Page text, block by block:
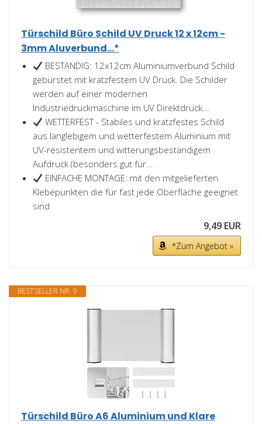
Türschild Büro Schild UV Druck 12 x 12cm -
3mm Aluverbund...*
BESTÄNDIG: 12x12cm Aluminiumverbund Schild
gebürstet mit kratzfestem UV Druck. Die Schilder
werden auf einer modernen
Industriedruckmaschine im UV Direktdruck...
WETTERFEST - Stabiles und kratzfestes Schild
aus langlebigem und wetterfestem Aluminium mit
UV-resistentem und witterungsbeständigem
Aufdruck (besonders gut für...
EINFACHE MONTAGE: mit den mitgelieferten
Klebepunkten die für fast jede Oberfläche geeignet
sind
9,49 EUR
*Zum Angebot »
BESTSELLER NR. 9
Türschild Büro A6 Aluminium und Klare